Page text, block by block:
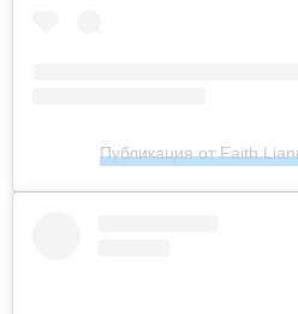
Публикация от Faith